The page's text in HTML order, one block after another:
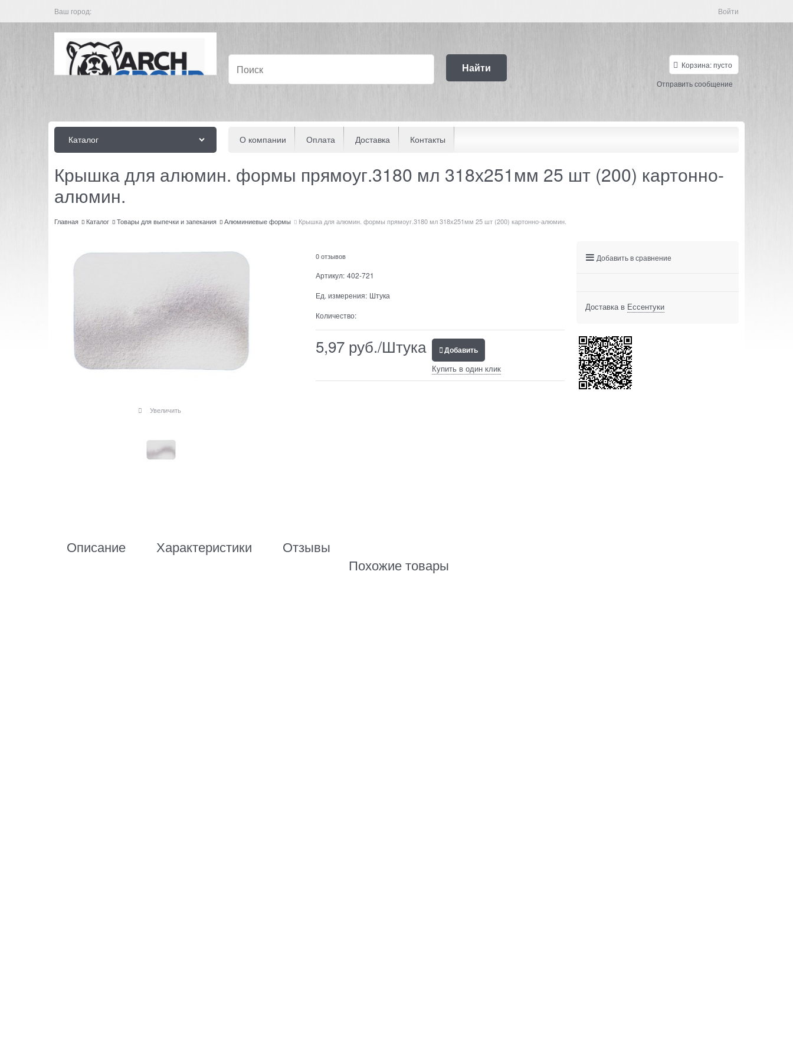
Ваш город: Войти
Найти Корзина:пусто
Отправить сообщение
Каталог О компании Оплата Доставка Контакты
Крышка для алюмин. формы прямоуг.3180 мл 318х251мм 25 шт (200) картонно-
алюмин.
Главная Каталог Товары для выпечки и запекания Алюминиевые формы Крышка для алюмин. формы прямоуг.3180 мл 318х251мм 25 шт (200) картонно-алюмин.
Увеличить
0 отзывов
Артикул: 402-721
Ед. измерения: Штука
Количество:
5,97 руб./Штука Добавить
Купить в один клик
Описание Характеристики
Отзывы
Похожие товары
Добавить в сравнение
Доставка в Ессентуки